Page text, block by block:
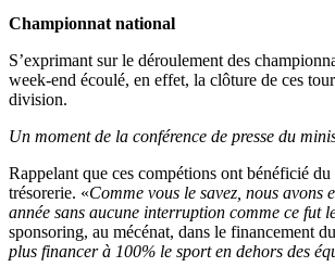
Championnat national
S’exprimant sur le déroulement des
week-end écoulé, en effet, la clôture de ces
division.
Un moment de la conférence de presse du
Rappelant que ces compétions ont bénéficié
trésorerie. «Comme vous le savez, nous
année sans aucune interruption comme ce fut
sponsoring, au mécénat, dans le financement
plus financer à 100% le sport en dehors des